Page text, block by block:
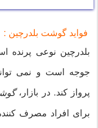
فواید گوشت بلدرچین :
بلدرچین نوعی پرنده
جوجه است و نمی تواند
پرواز کند. در بازار،
برای افراد مصرف